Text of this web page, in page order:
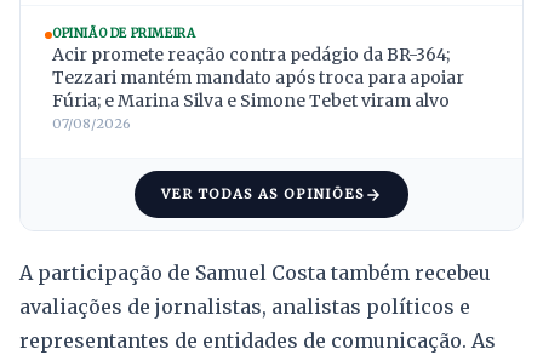
OPINIÃO DE PRIMEIRA
Acir promete reação contra pedágio da BR-364;
Tezzari mantém mandato após troca para apoiar
Fúria; e Marina Silva e Simone Tebet viram alvo
07/08/2026
VER TODAS AS OPINIÕES
A participação de Samuel Costa também recebeu
avaliações de jornalistas, analistas políticos e
representantes de entidades de comunicação. As